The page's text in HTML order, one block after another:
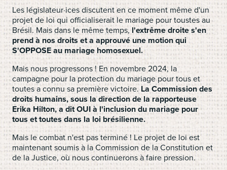
Les législateur·ices discutent en ce moment même d'un
projet de loi qui officialiserait le mariage pour toustes au
Brésil. Mais dans le même temps, l'extrême droite s'en
prend à nos droits et a approuvé une motion qui
S'OPPOSE au mariage homosexuel.
Mais nous progressons ! En novembre 2024, la
campagne pour la protection du mariage pour tous et
toutes a connu sa première victoire. La Commission des
droits humains, sous la direction de la rapporteuse
Erika Hilton, a dit OUI à l'inclusion du mariage pour
tous et toutes dans la loi brésilienne.
Mais le combat n'est pas terminé ! Le projet de loi est
maintenant soumis à la Commission de la Constitution et
de la Justice, où nous continuerons à faire pression.